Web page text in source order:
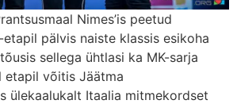
Nimes’is peetud
pälvis naiste klassis esikoha
sellega ühtlasi ka MK-sarja
etapil võitis Jäätma
ülekaalukalt Itaalia mitmekordset